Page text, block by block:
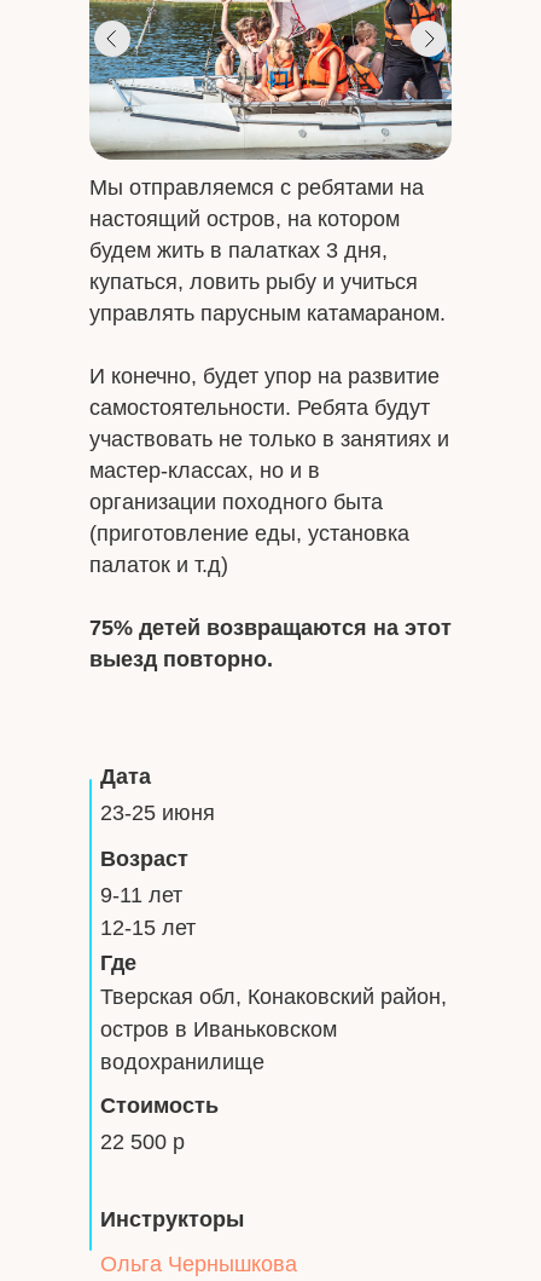
Мы отправляемся с ребятами на
настоящий остров, на котором
будем жить в палатках 3 дня,
купаться, ловить рыбу и учиться
управлять парусным катамараном.
И конечно, будет упор на развитие
самостоятельности. Ребята будут
участвовать не только в занятиях и
мастер-классах, но и в
организации походного быта
(приготовление еды, установка
палаток и т.д)
75% детей возвращаются на этот
выезд повторно.
Стоимость
22 500 р
Где
Возраст
Дата
9-11 лет
12-15 лет
23-25 июня
Тверская обл, Конаковский район,
остров в Иваньковском
водохранилище
Ольга Чернышкова
Инструкторы